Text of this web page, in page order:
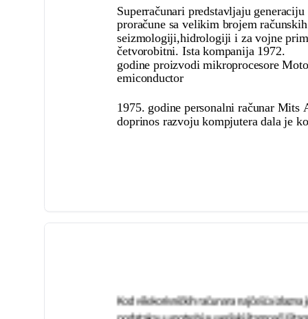
Superračunari predstavljaju
proračune sa velikim brojem
seizmologiji,hidrologiji i za vojne
četvorobitni. Ista kompanija 1972.
godine proizvodi mikroprocesore
emiconductor
1975. godine personalni računar
doprinos razvoju kompjutera dala je